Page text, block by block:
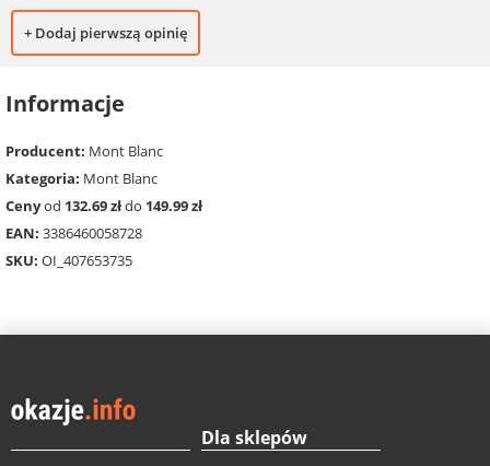
+ Dodaj pierwszą opinię
Informacje
Producent: Mont Blanc
Kategoria: Mont Blanc
Cenyod 132.69 złdo 149.99 zł
EAN: 3386460058728
SKU: OI_407653735
Dla sklepów